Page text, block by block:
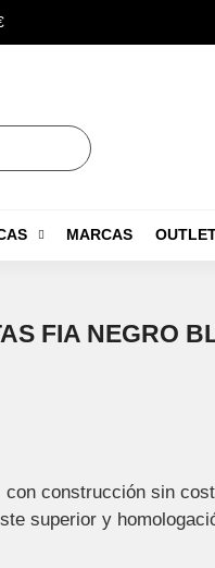
MARCAS
FIA NEGRO
construcción sin
superior y